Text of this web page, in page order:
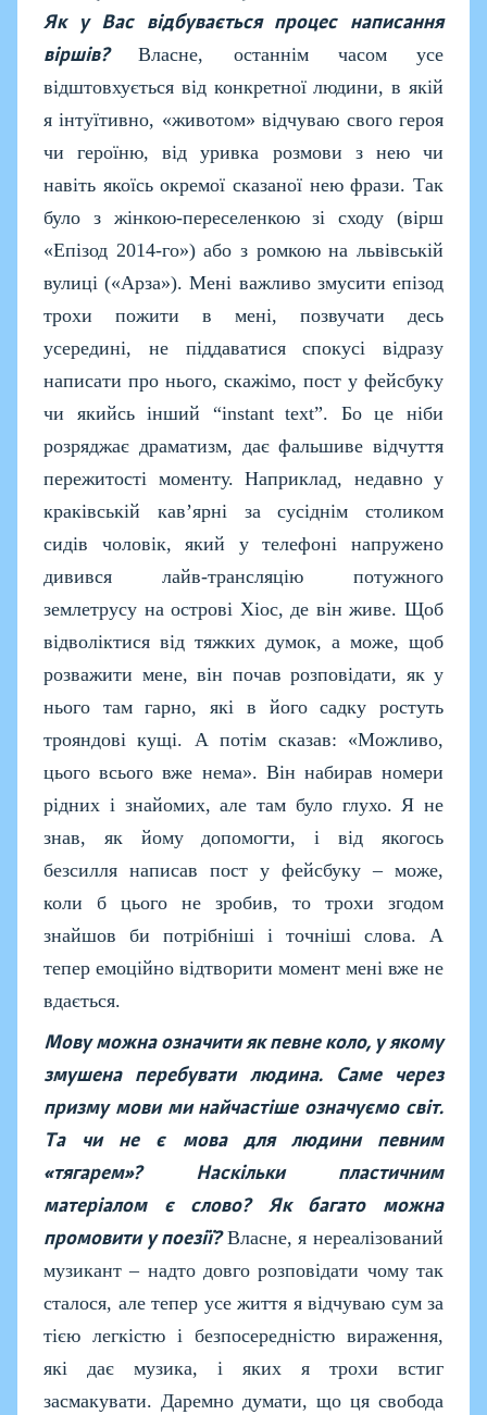
Як у Вас відбувається процес написання
віршів?Власне, останнім часом усе
відштовхується від конкретної людини, в якій
я інтуїтивно, «животом» відчуваю свого героя
чи героїню, від уривка розмови з нею чи
навіть якоїсь окремої сказаної нею фрази. Так
було з жінкою-переселенкою зі сходу (вірш
«Епізод 2014-го») або з ромкою на львівській
вулиці («Арза»). Мені важливо змусити епізод
трохи пожити в мені, позвучати десь
усередині, не піддаватися спокусі відразу
написати про нього, скажімо, пост у фейсбуку
чи якийсь інший “instant text”. Бо це ніби
розряджає драматизм, дає фальшиве відчуття
пережитості моменту. Наприклад, недавно у
краківській кав’ярні за сусіднім столиком
сидів чоловік, який у телефоні напружено
дивився лайв-трансляцію потужного
землетрусу на острові Хіос, де він живе. Щоб
відволіктися від тяжких думок, а може, щоб
розважити мене, він почав розповідати, як у
нього там гарно, які в його садку ростуть
трояндові кущі. А потім сказав: «Можливо,
цього всього вже нема». Він набирав номери
рідних і знайомих, але там було глухо. Я не
знав, як йому допомогти, і від якогось
безсилля написав пост у фейсбуку – може,
коли б цього не зробив, то трохи згодом
знайшов би потрібніші і точніші слова. А
тепер емоційно відтворити момент мені вже не
вдається.
Мову можна означити як певне коло, у якому
змушена перебувати людина. Саме через
призму мови ми найчастіше означуємо світ.
Та чи не є мова для людини певним
«тягарем»? Наскільки пластичним
матеріалом є слово? Як багато можна
промовити у поезії?Власне, я нереалізований
музикант – надто довго розповідати чому так
сталося, але тепер усе життя я відчуваю сум за
тією легкістю і безпосередністю вираження,
які дає музика, і яких я трохи встиг
засмакувати. Даремно думати, що ця свобода